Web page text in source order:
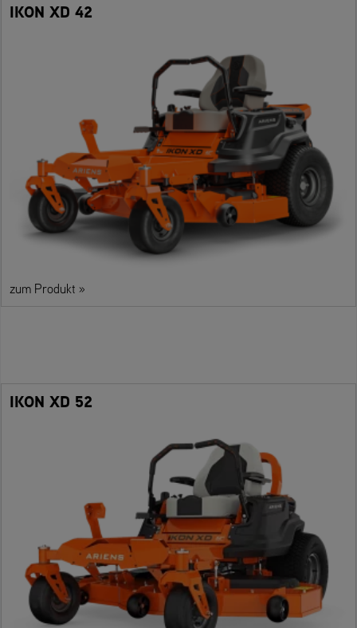
IKON XD 42
zum Produkt »
IKON XD 52